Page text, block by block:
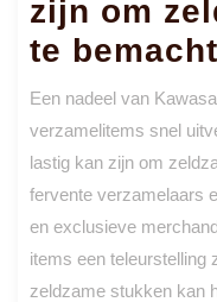
zijn om
te
Een nadeel van
verzamelitems snel
lastig kan zijn om
fervente verzamelaars
en exclusieve
items een teleurstelling
zeldzame stukken kan